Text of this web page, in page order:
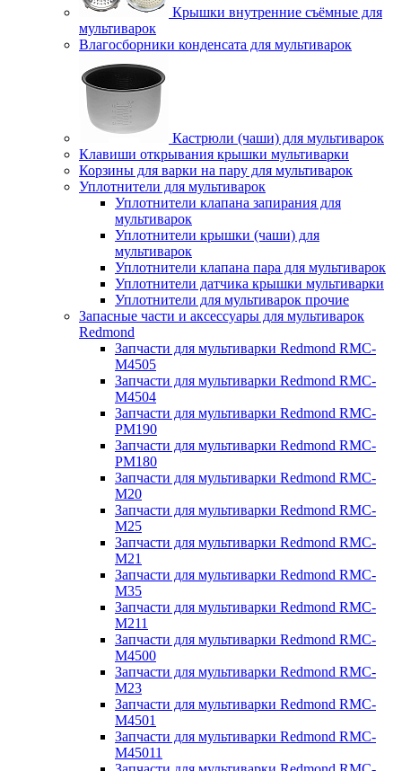
Крышки внутренние съёмные для
мультиварок
Влагосборники конденсата для мультиварок
Кастрюли (чаши) для мультиварок
Клавиши открывания крышки мультиварки
Корзины для варки на пару для мультиварок
Уплотнители для мультиварок
Уплотнители клапана запирания для
мультиварок
Уплотнители крышки (чаши) для
мультиварок
Уплотнители клапана пара для мультиварок
Уплотнители датчика крышки мультиварки
Уплотнители для мультиварок прочие
Запасные части и аксессуары для мультиварок
Redmond
Запчасти для мультиварки Redmond RMC-
M4505
Запчасти для мультиварки Redmond RMC-
M4504
Запчасти для мультиварки Redmond RMC-
PM190
Запчасти для мультиварки Redmond RMC-
PM180
Запчасти для мультиварки Redmond RMC-
M20
Запчасти для мультиварки Redmond RMC-
M25
Запчасти для мультиварки Redmond RMC-
M21
Запчасти для мультиварки Redmond RMC-
M35
Запчасти для мультиварки Redmond RMC-
M211
Запчасти для мультиварки Redmond RMC-
M4500
Запчасти для мультиварки Redmond RMC-
M23
Запчасти для мультиварки Redmond RMC-
M4501
Запчасти для мультиварки Redmond RMC-
M45011